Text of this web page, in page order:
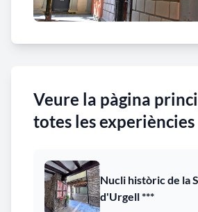
Veure la pàgina
totes les experiències
Nucli històric de la
d'Urgell ***